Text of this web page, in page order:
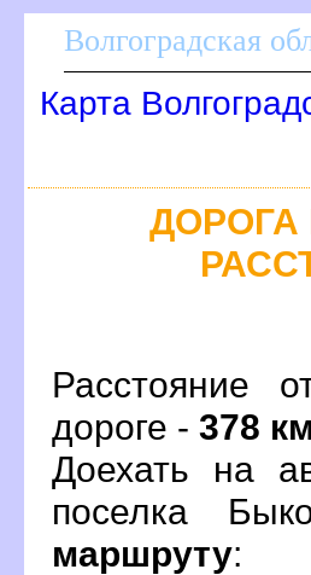
олгоградская
Карта
ДОРОГА
Расстояние
дороге - 378
Доехать на
поселка
маршруту: